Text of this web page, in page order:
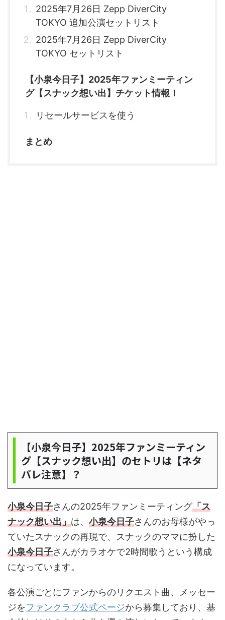
2025年7月26日 Zepp DiverCity
TOKYO 追加公演セットリスト
2025年7月26日 Zepp DiverCity
TOKYO セットリスト
【小泉今日子】2025年ファンミーティン
グ【スナック想い出】チケット情報！
リセールサービスを使う
まとめ
【小泉今日子】2025年ファンミーティン
グ【スナック想い出】のセトリは【ネタ
バレ注意】？
小泉今日子さんの2025年ファンミーティング「ス
ナック想い出」は、 小泉今日子さんのお母様がやっ
ていたスナックの再現で、スナックのママに扮した
小泉今日子さんがカラオケで2時間歌うという構成
になっています。
各公演ごとにファンからのリクエスト曲、メッセー
ジをファンクラブ公式ページから募集しており、基